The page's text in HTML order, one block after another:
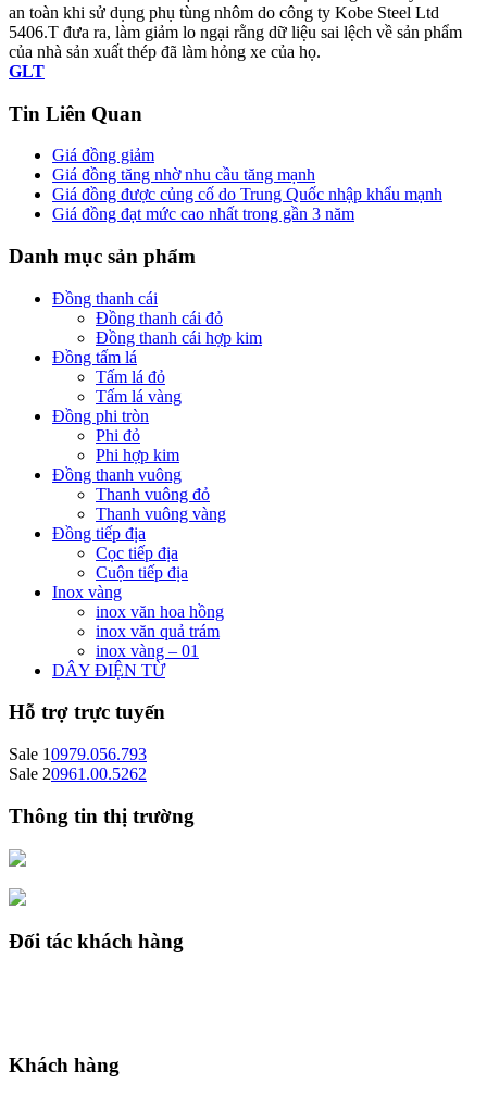
an toàn khi sử dụng phụ tùng nhôm do công ty Kobe Steel Ltd
5406.T đưa ra, làm giảm lo ngại rằng dữ liệu sai lệch về sản phẩm
của nhà sản xuất thép đã làm hỏng xe của họ.
GLT
Tin Liên Quan
Giá đồng giảm
Giá đồng tăng nhờ nhu cầu tăng mạnh
Giá đồng được củng cố do Trung Quốc nhập khẩu mạnh
Giá đồng đạt mức cao nhất trong gần 3 năm
Danh mục sản phẩm
Đồng thanh cái
Đồng thanh cái đỏ
Đồng thanh cái hợp kim
Đồng tấm lá
Tấm lá đỏ
Tấm lá vàng
Đồng phi tròn
Phi đỏ
Phi hợp kim
Đồng thanh vuông
Thanh vuông đỏ
Thanh vuông vàng
Đồng tiếp địa
Cọc tiếp địa
Cuộn tiếp địa
Inox vàng
inox văn hoa hồng
inox văn quả trám
inox vàng – 01
DÂY ĐIỆN TỪ
Hỗ trợ trực tuyến
Sale 10979.056.793
Sale 20961.00.5262
Thông tin thị trường
Đối tác khách hàng
Khách hàng